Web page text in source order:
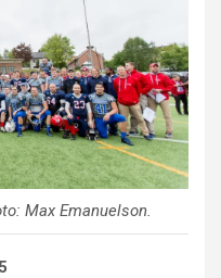
Max Emanuelson.